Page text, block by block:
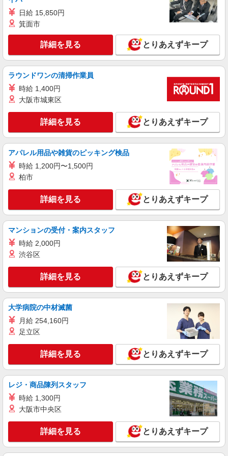
コンパスグループ・ジャパン株式会社 21556_f
調理師【正社員】
前職給与に応じて決定します。
田区羽田空港2丁目7番1号）
キープ 詳細を見る
アルバイト パート
コンパスグループ・ジャパン株式会社 39306_p
調理補助【アルバイト・パート】
時給1,250円以上 試用期間中 時給1,250円以上
(試用期間2ヶ月) 残業が発生した場合、残業代を1
分単位で別途支給します。
グランダ多摩川・大田 （東京都大田区矢口2
丁目8-10）
詳細を見る
パート
コンパスグループ・ジャパン株式会社 39306_p
調理員【アルバイト・パート】
(試用期間2ヶ月) 残業が発生した場合、残業代を1
グランダ多摩川・大田 （東京都大田区矢口2
キープ 詳細を見る
正社員
コンパスグループ・ジャパン株式会社 21555_f
月給25万円〜28万円 試用期間中 月給25万円〜
28万円(試用期間3ヶ月) 残業が発生した場合、残業
代を1分単位で別途支給します。 ※給与は経験や
前職給与に応じて決定します。
羽田泉天空 （東京都大田区羽田空港2丁目7
番1号）
日給 15,850円
箕面市
詳細を見る とりあえずキープ
ラウンドワンの清掃作業員
時給 1,400円
大阪市城東区
詳細を見る とりあえずキープ
アパレル用品や雑貨のピッキング検品
時給 1,200円〜1,500円
柏市
詳細を見る とりあえずキープ
マンションの受付・案内スタッフ
時給 2,000円
渋谷区
詳細を見る とりあえずキープ
大学病院の中材滅菌
月給 254,160円
足立区
詳細を見る とりあえずキープ
レジ・商品陳列スタッフ
時給 1,300円
大阪市中央区
詳細を見る とりあえずキープ